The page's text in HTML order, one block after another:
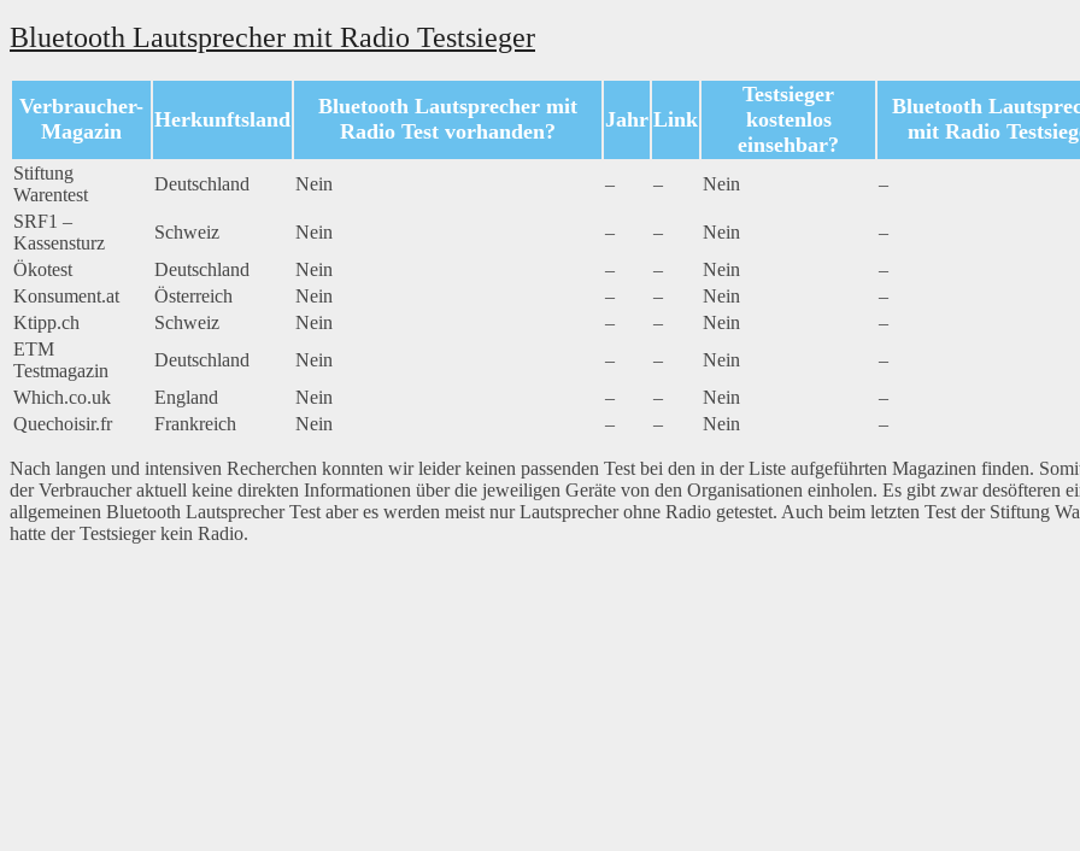
Bluetooth Lautsprecher mit Radio Testsieger
Verbraucher-
Magazin
Herkunftsland
Bluetooth Lautsprecher mit
Radio Test vorhanden?
Jahr Link
Testsieger
kostenlos
einsehbar?
Bluetooth
mit Radio
Stiftung
Warentest
Deutschland Nein – – Nein
–
SRF1 –
Kassensturz
Schweiz Nein – – Nein
–
Ökotest
Deutschland Nein – – Nein
–
Konsument.at
Österreich Nein – – Nein
–
Ktipp.ch
Schweiz Nein – – Nein
–
ETM
Testmagazin
Deutschland Nein – – Nein
–
Which.co.uk
England Nein – – Nein
–
Quechoisir.fr
Frankreich Nein – – Nein –
Nach langen und intensiven Recherchen konnten wir leider keinen passenden Test bei den in der Liste aufgeführten Magazinen finden.
der Verbraucher aktuell keine direkten Informationen über die jeweiligen Geräte von den Organisationen einholen. Es gibt zwar desöfteren
allgemeinen Bluetooth Lautsprecher Test aber es werden meist nur Lautsprecher ohne Radio getestet. Auch beim letzten Test der Stiftung
hatte der Testsieger kein Radio.